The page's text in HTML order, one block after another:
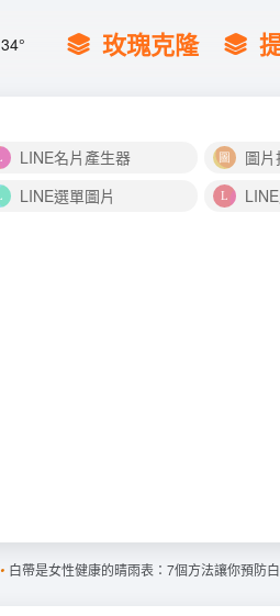
34° 玫瑰克隆
LINE名片產生器 圖
LINE選單圖片
• 白帶是女性健康的晴雨表：7個方法讓你預防